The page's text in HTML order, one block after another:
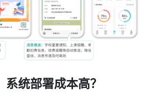
系统部署成本高？